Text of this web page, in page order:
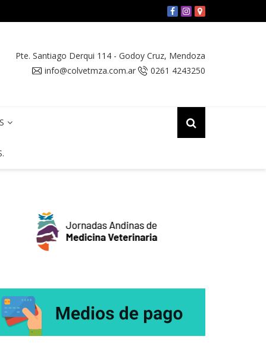
Y FECOVET solicitaron una reunión con el SENASA por la
Pte. Santiago Derqui 114 - Godoy Cruz, Mendoza
info@colvetmza.com.ar
0261 4243250